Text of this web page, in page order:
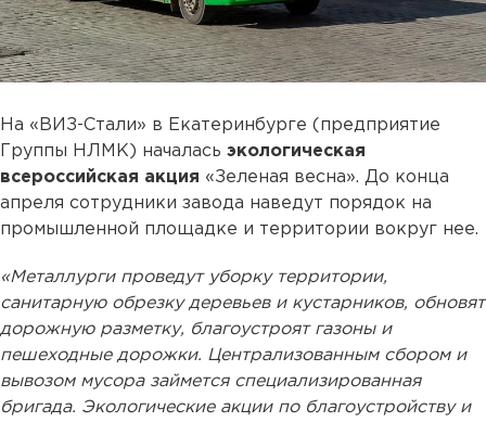
На «ВИЗ-Стали» в Екатеринбурге (предприятие
Группы НЛМК) началась экологическая
всероссийская акция «Зеленая весна». До конца
апреля сотрудники завода наведут порядок на
промышленной площадке и территории вокруг нее.
«Металлурги проведут уборку территории,
санитарную обрезку деревьев и кустарников, обновят
дорожную разметку, благоустроят газоны и
пешеходные дорожки. Централизованным сбором и
вывозом мусора займется специализированная
бригада. Экологические акции по благоустройству и